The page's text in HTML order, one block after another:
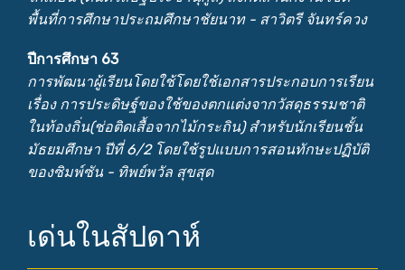
พื้นที่การศึกษาประถมศึกษาชัยนาท - สาวิตรี จันทร์ควง
ปีการศึกษา 63
การพัฒนาผู้เรียนโดยใช้โดยใช้เอกสารประกอบการเรียน
เรื่อง การประดิษฐ์ของใช้ของตกแต่งจากวัสดุธรรมชาติ
ในท้องถิ่น(ช่อติดเสื้อจากไม้กระถิน) สำหรับนักเรียนชั้น
มัธยมศึกษา ปีที่ 6/2 โดยใช้รูปแบบการสอนทักษะปฏิบัติ
ของซิมพ์ซัน - ทิพย์พวัล สุขสุด
เด่นในสัปดาห์